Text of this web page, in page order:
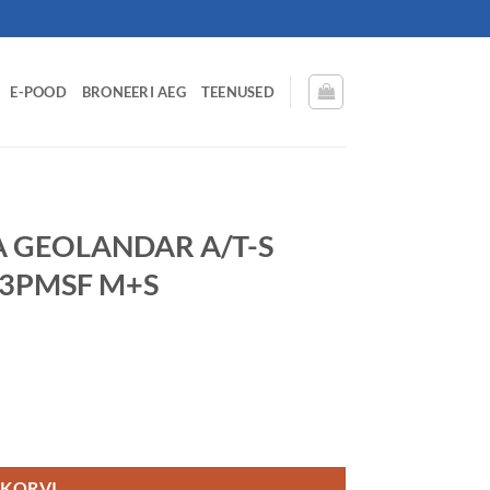
E-POOD BRONEERI AEG TEENUSED
A/T-S
M+S